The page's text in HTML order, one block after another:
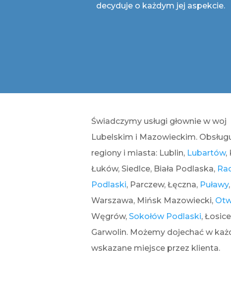
decyduje o każdym jej aspekcie.
Świadczymy usługi głownie w woj
Lubelskim i Mazowieckim.
regiony i miasta: Lublin, Lubartów,
Łuków, Siedlce, Biała Podlaska,
Podlaski, Parczew, Łęczna, Puławy,
Warszawa, Mińsk Mazowiecki,
Węgrów, Sokołów Podlaski,
Garwolin. Możemy dojechać w
wskazane miejsce przez klienta.